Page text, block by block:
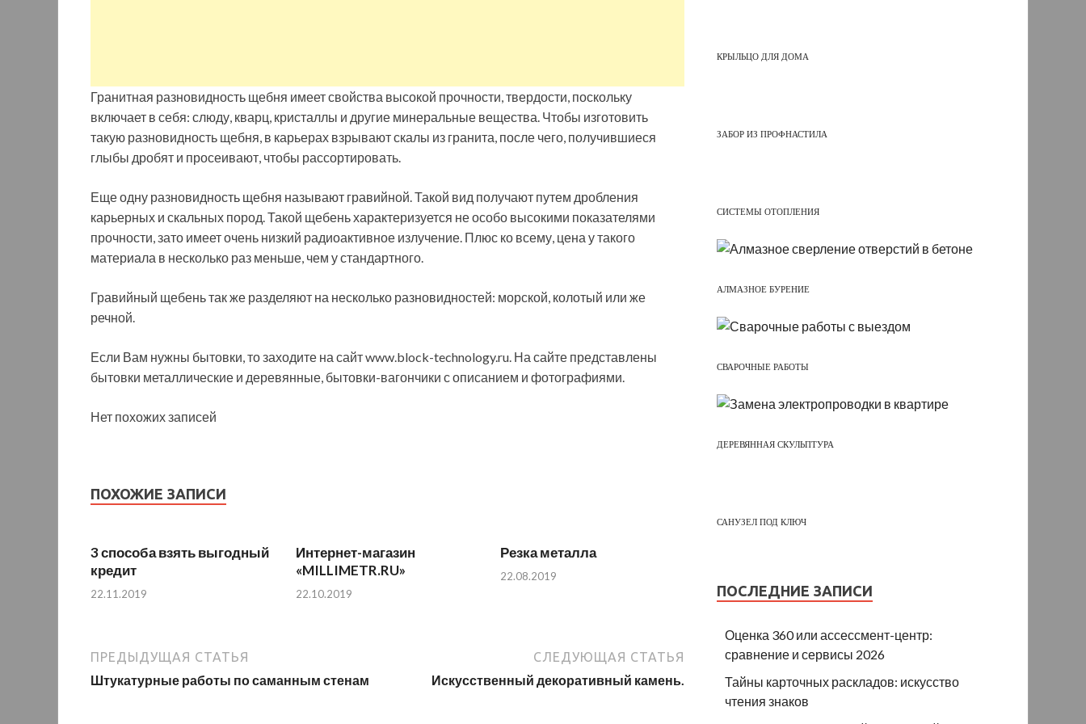
Гранитная разновидность щебня имеет свойства высокой прочности, твердости, поскольку
включает в себя: слюду, кварц, кристаллы и другие минеральные вещества. Чтобы изготовить
такую разновидность щебня, в карьерах взрывают скалы из гранита, после чего, получившиеся
глыбы дробят и просеивают, чтобы рассортировать.
Еще одну разновидность щебня называют гравийной. Такой вид получают путем дробления
карьерных и скальных пород. Такой щебень характеризуется не особо высокими показателями
прочности, зато имеет очень низкий радиоактивное излучение. Плюс ко всему, цена у такого
материала в несколько раз меньше, чем у стандартного.
Гравийный щебень так же разделяют на несколько разновидностей: морской, колотый или же
речной.
Если Вам нужны бытовки, то заходите на сайт www.block-technology.ru. На сайте представлены
бытовки металлические и деревянные, бытовки-вагончики с описанием и фотографиями.
Нет похожих записей
ПОХОЖИЕ ЗАПИСИ
3 способа взять выгодный
кредит
22.11.2019
Интернет-магазин
«MILLIMETR.RU»
22.10.2019
Резка металла
22.08.2019
ПРЕДЫДУЩАЯ СТАТЬЯ
Штукатурные работы по саманным стенам
СЛЕДУЮЩАЯ СТАТЬЯ
Искусственный декоративный камень.
КРЫЛЬЦО ДЛЯ ДОМА
ЗАБОР ИЗ ПРОФНАСТИЛА
СИСТЕМЫ ОТОПЛЕНИЯ
АЛМАЗНОЕ БУРЕНИЕ
СВАРОЧНЫЕ РАБОТЫ
ДЕРЕВЯННАЯ СКУЛЬПТУРА
САНУЗЕЛ ПОД КЛЮЧ
ПОСЛЕДНИЕ ЗАПИСИ
Оценка 360 или ассессмент-центр:
сравнение и сервисы 2026
Тайны карточных раскладов: искусство
чтения знаков